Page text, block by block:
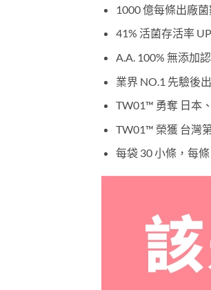
1000 億每條出廠
41% 活菌存活率
A.A. 100% 無添加
業界 NO.1 先驗後
TW01™ 勇奪 日本
TW01™ 榮獲 台灣
每袋 30 小條，每